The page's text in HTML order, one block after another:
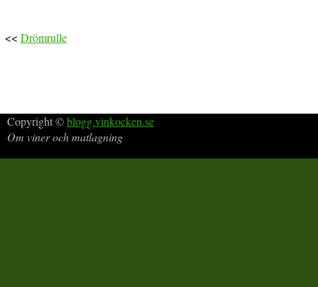
<< Drömrulle
Copyright ©blogg.vinkocken.se
Om viner och matlagning